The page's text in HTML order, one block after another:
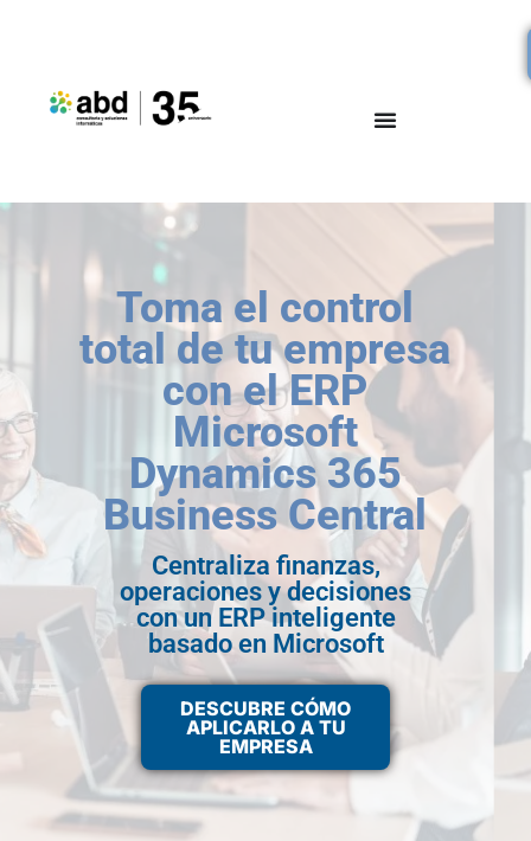
Toma el control
total de tu empresa
con el ERP
Microsoft
Dynamics 365
Business Central
Centraliza finanzas,
operaciones y decisiones
con un ERP inteligente
basado en Microsoft
DESCUBRE CÓMO
APLICARLO A TU
EMPRESA